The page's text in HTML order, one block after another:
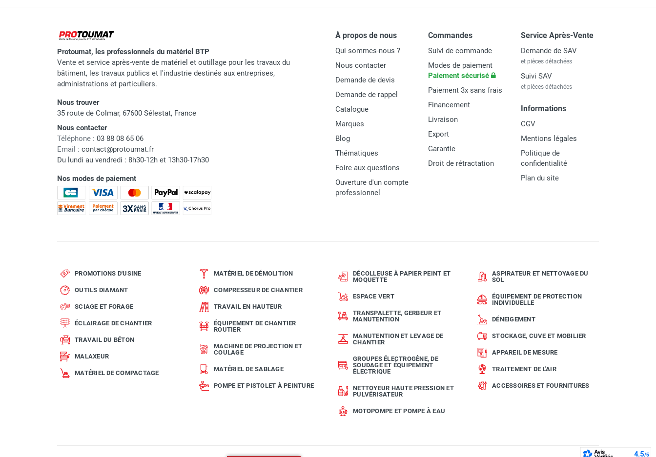
Protoumat, les professionnels du matériel BTP
Vente et service après-vente de matériel et outillage pour les travaux du
bâtiment, les travaux publics et l'industrie destinés aux entreprises,
administrations et particuliers.
Nous trouver
35 route de Colmar, 67600 Sélestat, France
Nous contacter
Téléphone : 03 88 08 65 06
Email : contact@protoumat.fr
Du lundi au vendredi : 8h30-12h et 13h30-17h30
Nos modes de paiement
À propos de nous
Qui sommes-nous ?
Nous contacter
Demande de devis
Demande de rappel
Catalogue
Marques
Blog
Thématiques
Foire aux questions
Ouverture d'un compte
professionnel
Commandes
Suivi de commande
Modes de paiement
Paiement sécurisé
Paiement 3x sans frais
Financement
Livraison
Export
Garantie
Droit de rétractation
Service Après-Vente
Demande de SAV
et pièces détachées
Suivi SAV
et pièces détachées
Informations
CGV
Mentions légales
Politique de
confidentialité
Plan du site
PROMOTIONS D'USINE
OUTILS DIAMANT
SCIAGE ET FORAGE
ÉCLAIRAGE DE CHANTIER
TRAVAIL DU BÉTON
MALAXEUR
MATÉRIEL DE COMPACTAGE
MATÉRIEL DE DÉMOLITION
COMPRESSEUR DE CHANTIER
TRAVAIL EN HAUTEUR
ÉQUIPEMENT DE CHANTIER
ROUTIER
MACHINE DE PROJECTION ET
COULAGE
MATÉRIEL DE SABLAGE
POMPE ET PISTOLET À PEINTURE
DÉCOLLEUSE À PAPIER PEINT ET
MOQUETTE
ESPACE VERT
TRANSPALETTE, GERBEUR ET
MANUTENTION
MANUTENTION ET LEVAGE DE
CHANTIER
GROUPES ÉLECTROGÈNE, DE
SOUDAGE ET ÉQUIPEMENT
ÉLECTRIQUE
NETTOYEUR HAUTE PRESSION ET
PULVÉRISATEUR
MOTOPOMPE ET POMPE À EAU
ASPIRATEUR ET NETTOYAGE DU
SOL
ÉQUIPEMENT DE PROTECTION
INDIVIDUELLE
DÉNEIGEMENT
STOCKAGE, CUVE ET MOBILIER
APPAREIL DE MESURE
TRAITEMENT DE L'AIR
ACCESSOIRES ET FOURNITURES